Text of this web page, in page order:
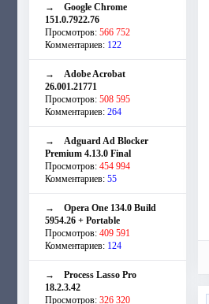
→ Google Chrome
151.0.7922.76
Просмотров: 566 752
Комментариев: 122
→ Adobe Acrobat
26.001.21771
Просмотров: 508 595
Комментариев: 264
→ Adguard Ad Blocker
Premium 4.13.0 Final
Просмотров: 454 994
Комментариев: 55
→ Opera One 134.0 Build
5954.26 + Portable
Просмотров: 409 591
Комментариев: 124
→ Process Lasso Pro
18.2.3.42
Просмотров: 326 320